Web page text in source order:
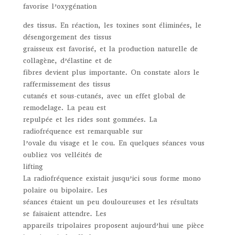
favorise l’oxygénation
des tissus. En réaction, les toxines sont éliminées, le
désengorgement des tissus
graisseux est favorisé, et la production naturelle de
collagène, d’élastine et de
fibres devient plus importante. On constate alors le
raffermissement des tissus
cutanés et sous-cutanés, avec un effet global de
remodelage. La peau est
repulpée et les rides sont gommées. La
radiofréquence est remarquable sur
l’ovale du visage et le cou. En quelques séances vous
oubliez vos velléités de
lifting
La radiofréquence existait jusqu’ici sous forme mono
polaire ou bipolaire. Les
séances étaient un peu douloureuses et les résultats
se faisaient attendre. Les
appareils tripolaires proposent aujourd’hui une pièce